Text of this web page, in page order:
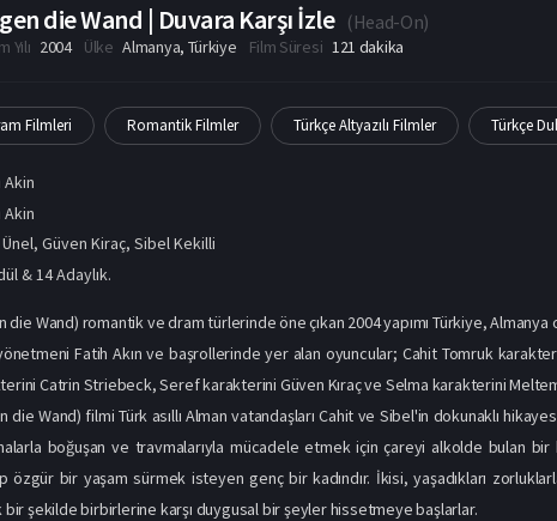
die Wand | Duvara Karşı İzle (Head-On)
Yılı 2004 Ülke Almanya, Türkiye Film Süresi 121 dakika
Filmleri Romantik Filmler Türkçe Altyazılı Filmler Türkçe
Akin
Akin
,Güven Kiraç,Sibel Kekilli
& 14 Adaylık.
die Wand) romantik ve dram türlerinde öne çıkan 2004 yapımı Türkiye, Almanya
Fatih Akın ve başrollerinde yer alan oyuncular; Cahit Tomruk
Catrin Striebeck, Seref karakterini Güven Kıraç ve Selma karakterini
die Wand) filmi Türk asıllı Alman vatandaşları Cahit ve Sibel'in dokunaklı
boğuşan ve travmalarıyla mücadele etmek için çareyi alkolde bulan
özgür bir yaşam sürmek isteyen genç bir kadındır. İkisi, yaşadıkları
şekilde birbirlerine karşı duygusal bir şeyler hissetmeye başlarlar.